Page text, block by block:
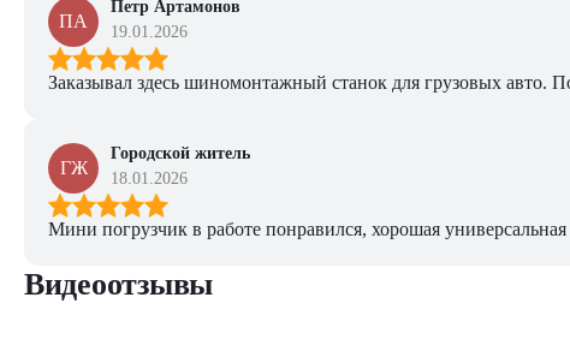
ПА
Петр Артамонов
19.01.2026
Заказывал здесь шиномонтажный станок для грузовых авто.
ГЖ
Городской житель
18.01.2026
Мини погрузчик в работе понравился, хорошая
Видеоотзывы